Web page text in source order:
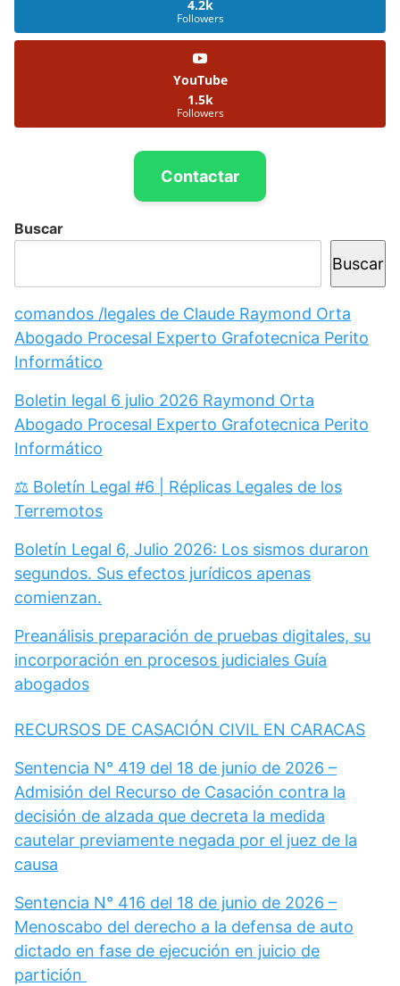
4.2k
Followers
YouTube
1.5k
Followers
Contactar
Buscar
Buscar
comandos /legales de Claude Raymond Orta
Abogado Procesal Experto Grafotecnica Perito
Informático
Boletin legal 6 julio 2026 Raymond Orta
Abogado Procesal Experto Grafotecnica Perito
Informático
⚖️ Boletín Legal #6 | Réplicas Legales de los
Terremotos
Boletín Legal 6, Julio 2026: Los sismos duraron
segundos. Sus efectos jurídicos apenas
comienzan.
Preanálisis preparación de pruebas digitales, su
incorporación en procesos judiciales Guía
abogados
RECURSOS DE CASACIÓN CIVIL EN CARACAS
Sentencia N° 419 del 18 de junio de 2026 –
Admisión del Recurso de Casación contra la
decisión de alzada que decreta la medida
cautelar previamente negada por el juez de la
causa
Sentencia N° 416 del 18 de junio de 2026 –
Menoscabo del derecho a la defensa de auto
dictado en fase de ejecución en juicio de
partición